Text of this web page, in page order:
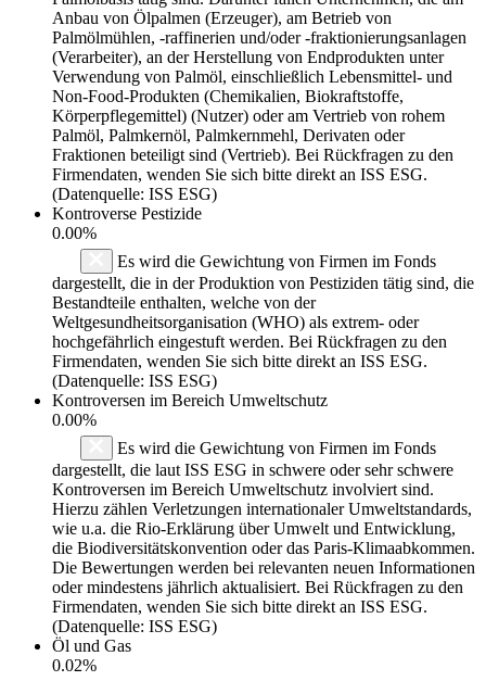
Anbau von Ölpalmen (Erzeuger), am Betrieb von
Palmölmühlen, -raffinerien und/oder -fraktionierungsanlagen
(Verarbeiter), an der Herstellung von Endprodukten unter
Verwendung von Palmöl, einschließlich Lebensmittel- und
Non-Food-Produkten (Chemikalien, Biokraftstoffe,
Körperpflegemittel) (Nutzer) oder am Vertrieb von rohem
Palmöl, Palmkernöl, Palmkernmehl, Derivaten oder
Fraktionen beteiligt sind (Vertrieb). Bei Rückfragen zu den
Firmendaten, wenden Sie sich bitte direkt an ISS ESG.
(Datenquelle: ISS ESG)
Kontroverse Pestizide
0.00%
Es wird die Gewichtung von Firmen im Fonds
dargestellt, die in der Produktion von Pestiziden tätig sind, die
Bestandteile enthalten, welche von der
Weltgesundheitsorganisation (WHO) als extrem- oder
hochgefährlich eingestuft werden. Bei Rückfragen zu den
Firmendaten, wenden Sie sich bitte direkt an ISS ESG.
(Datenquelle: ISS ESG)
Kontroversen im Bereich Umweltschutz
0.00%
Es wird die Gewichtung von Firmen im Fonds
dargestellt, die laut ISS ESG in schwere oder sehr schwere
Kontroversen im Bereich Umweltschutz involviert sind.
Hierzu zählen Verletzungen internationaler Umweltstandards,
wie u.a. die Rio-Erklärung über Umwelt und Entwicklung,
die Biodiversitätskonvention oder das Paris-Klimaabkommen.
Die Bewertungen werden bei relevanten neuen Informationen
oder mindestens jährlich aktualisiert. Bei Rückfragen zu den
Firmendaten, wenden Sie sich bitte direkt an ISS ESG.
(Datenquelle: ISS ESG)
Öl und Gas
0.02%